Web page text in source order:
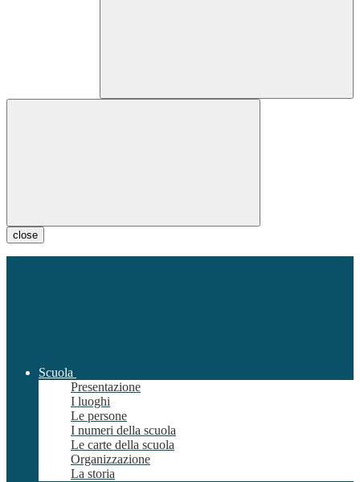
close
Scuola
Presentazione
I luoghi
Le persone
I numeri della scuola
Le carte della scuola
Organizzazione
La storia